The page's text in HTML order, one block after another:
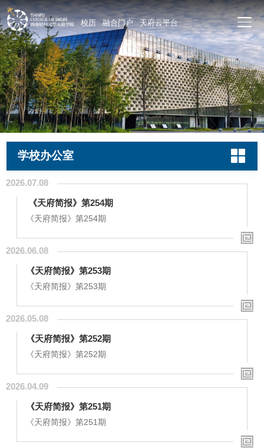
校历 融合门户 天府云平台
学校办公室
2026.07.08
​ 《天府简报》第254期
《天府简报》第254期
2026.06.08
《天府简报》第253期
《天府简报》第253期
2026.05.08
《天府简报》第252期
《天府简报》第252期
2026.04.09
《天府简报》第251期
《天府简报》第251期